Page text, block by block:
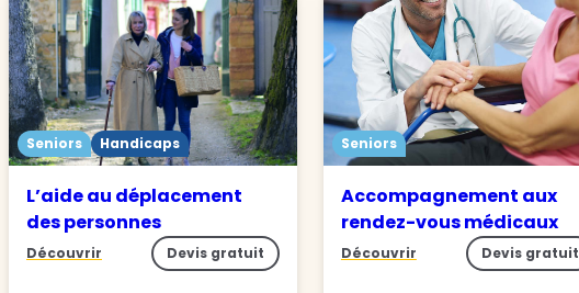
Seniors Handicaps
L’aide au déplacement
des personnes
Découvrir Devis gratuit
Seniors
Accompagnement aux
rendez-vous médicaux
Découvrir Devis gratuit